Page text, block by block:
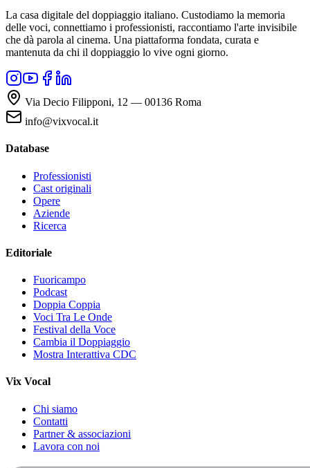
La casa digitale del doppiaggio italiano. Custodiamo la memoria
delle voci, connettiamo i professionisti, raccontiamo l'arte invisibile
che dà parola al cinema. Una piattaforma fondata, curata e
mantenuta da chi il doppiaggio lo vive ogni giorno.
Via Decio Filipponi, 12 — 00136 Roma
info@vixvocal.it
Database
Professionisti
Cast originali
Opere
Aziende
Ricerca
Editoriale
Fuoricampo
Podcast
Doppia Coppia
Voci Tra Le Onde
Festival della Voce
Cambia il Doppiaggio
Mostra Interattiva CDC
Vix Vocal
Chi siamo
Contatti
Partner & associazioni
Lavora con noi